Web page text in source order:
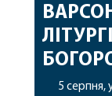
5 серпня,